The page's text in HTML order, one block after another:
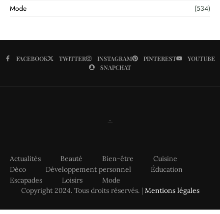
Mode
(534)
FACEBOOK TWITTER INSTAGRAM PINTEREST
YOUTUBE
SNAPCHAT
Actualités Beauté Bien-être
Cuisine
Déco
Développement personnel
Éducation
Escapades
Loisirs
Mode
Copyright 2024. Tous droits réservés. | Mentions légales